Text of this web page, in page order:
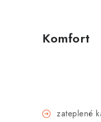
Komfort
zateplené